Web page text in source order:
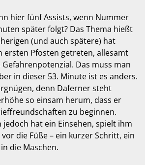
hier fünf Assists, wenn Nummer
später folgt? Das Thema hießt
(und auch spätere) hat
ersten Pfosten getreten, allesamt
Das muss man
in dieser 53. Minute ist es anders.
denn Daferner steht
so einsam herum, dass er
zu beginnen.
jedoch hat ein Einsehen, spielt ihm
die Füße – ein kurzer Schritt, ein
die Maschen.